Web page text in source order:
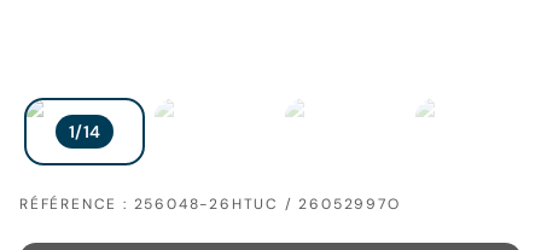
RÉFÉRENCE : 256048-26HTUC / 26052997O